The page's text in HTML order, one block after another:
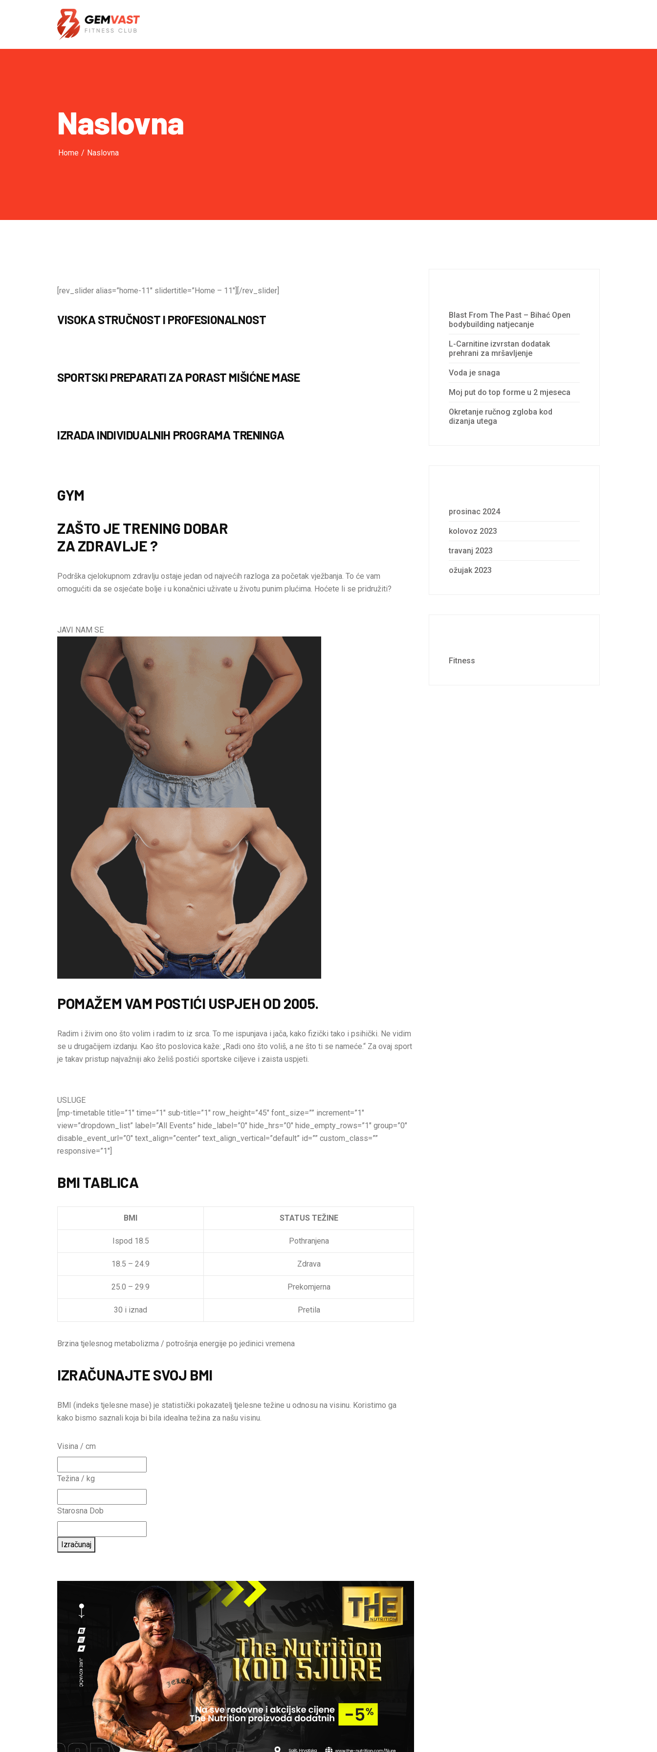
Naslovna
Home / Naslovna
[rev_slider alias=”home-11″ slidertitle=”Home – 11″][/rev_slider]
VISOKA STRUČNOST I PROFESIONALNOST
SPORTSKI PREPARATI ZA PORAST MIŠIĆNE MASE
IZRADA INDIVIDUALNIH PROGRAMA TRENINGA
GYM
ZAŠTO JE TRENING DOBAR
ZA ZDRAVLJE ?
Podrška cjelokupnom zdravlju ostaje jedan od najvećih razloga za početak vježbanja. To će vam
omogućiti da se osjećate bolje i u konačnici uživate u životu punim plućima. Hoćete li se pridružiti?
JAVI NAM SE
POMAŽEM VAM POSTIĆI USPJEH OD 2005.
Radim i živim ono što volim i radim to iz srca. To me ispunjava i jača, kako fizički tako i psihički. Ne vidim
se u drugačijem izdanju. Kao što poslovica kaže: „Radi ono što voliš, a ne što ti se nameće.“ Za ovaj sport
je takav pristup najvažniji ako želiš postići sportske ciljeve i zaista uspjeti.
USLUGE
[mp-timetable title=”1″ time=”1″ sub-title=”1″ row_height=”45″ font_size=”” increment=”1″
view=”dropdown_list” label=”All Events” hide_label=”0″ hide_hrs=”0″ hide_empty_rows=”1″ group=”0″
disable_event_url=”0″ text_align=”center” text_align_vertical=”default” id=”” custom_class=””
responsive=”1″]
BMI TABLICA
BMI STATUS TEŽINE
Ispod 18.5 Pothranjena
18.5 – 24.9 Zdrava
25.0 – 29.9 Prekomjerna
30 i iznad Pretila
Brzina tjelesnog metabolizma / potrošnja energije po jedinici vremena
IZRAČUNAJTE SVOJ BMI
BMI (indeks tjelesne mase) je statistički pokazatelj tjelesne težine u odnosu na visinu. Koristimo ga
kako bismo saznali koja bi bila idealna težina za našu visinu.
Visina / cm
Težina / kg
Starosna Dob
Izračunaj
Blast From The Past – Bihać Open
bodybuilding natjecanje
L-Carnitine izvrstan dodatak
prehrani za mršavljenje
Voda je snaga
Moj put do top forme u 2 mjeseca
Okretanje ručnog zgloba kod
dizanja utega
prosinac 2024
kolovoz 2023
travanj 2023
ožujak 2023
Fitness